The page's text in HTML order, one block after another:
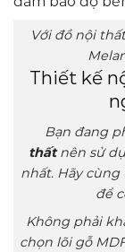
Với đồ nội
Thiết kế
Bạn đang
thấtnên sử
nhất. Hãy
để
Không phải
chọn lõi gỗ